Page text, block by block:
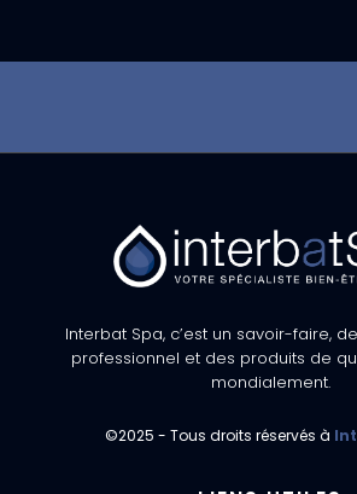
Interbat Spa, c’est un savoir-faire,
professionnel et des produits de
mondialement.
©2025 - Tous droits réservés à